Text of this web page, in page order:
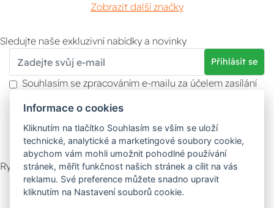
Zobrazit další značky
Sledujte naše exkluzivní nabídky a novinky
Přihlásit se
Souhlasím se zpracováním e-mailu za účelem zasílání
Více informací naleznete v
údajů . Souhlas můžete kdykoliv odvolat.
Rychlý kontakt
Zákaznický servis Vyzvednutí zboží
Informace o cookies
Kliknutím na tlačítko Souhlasím se vším se uloží
technické, analytické a marketingové soubory cookie,
abychom vám mohli umožnit pohodlné používání
stránek, měřit funkčnost našich stránek a cílit na vás
reklamu. Své preference můžete snadno upravit
kliknutím na Nastavení souborů cookie.